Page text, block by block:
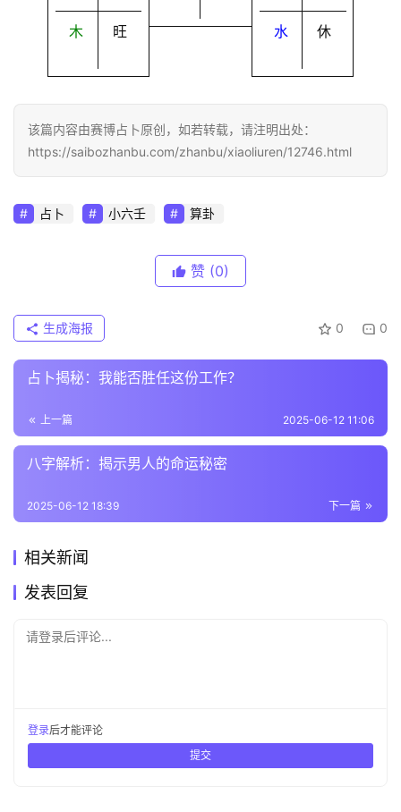
木 旺 水 休
该篇内容由赛博占卜原创，如若转载，请注明出处：
https://saibozhanbu.com/zhanbu/xiaoliuren/12746.html
占卜 小六壬 算卦
赞 (0)
0 0
生成海报
占卜揭秘：我能否胜任这份工作？
上一篇 2025-06-12 11:06
八字解析：揭示男人的命运秘密
下一篇
2025-06-12 18:39
相关新闻
发表回复
请登录后评论...
登录后才能评论
提交